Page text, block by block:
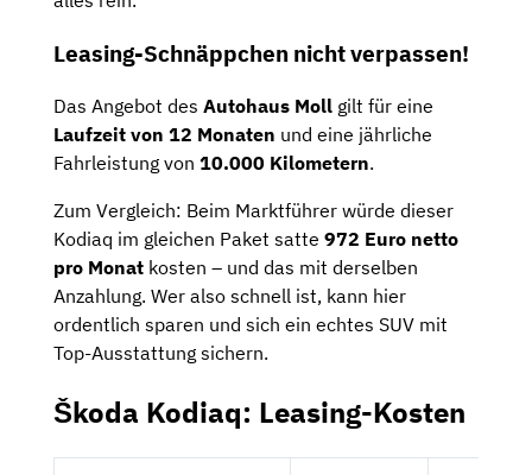
Leasing-Schnäppchen nicht verpassen!
Das Angebot des Autohaus Moll gilt für eine
Laufzeit von 12 Monaten und eine jährliche
Fahrleistung von 10.000 Kilometern.
Zum Vergleich: Beim Marktführer würde dieser
Kodiaq im gleichen Paket satte 972 Euro netto
pro Monat kosten – und das mit derselben
Anzahlung. Wer also schnell ist, kann hier
ordentlich sparen und sich ein echtes SUV mit
Top-Ausstattung sichern.
Škoda Kodiaq: Leasing-Kosten